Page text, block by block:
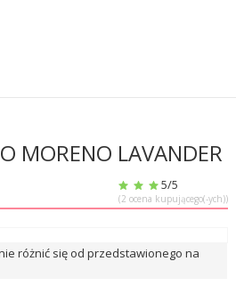
MORENO LAVANDER
5/5
(2 ocena kupującego(-ych))
różnić się od przedstawionego na